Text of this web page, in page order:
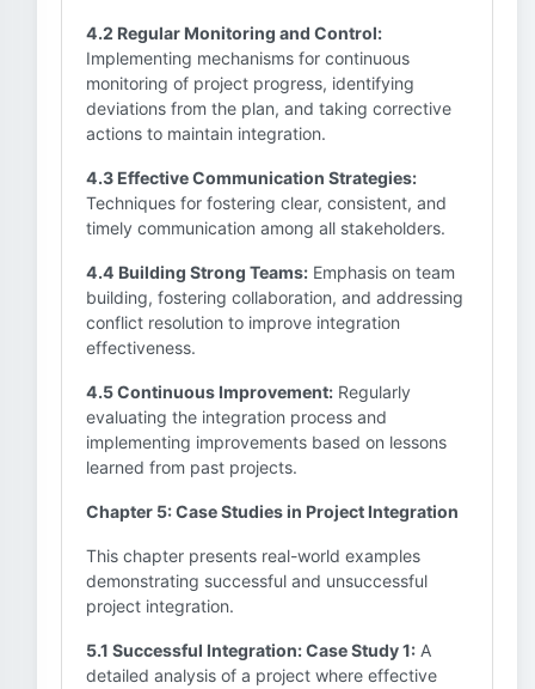
4.2 Regular Monitoring and Control:
Implementing mechanisms for continuous
monitoring of project progress, identifying
deviations from the plan, and taking corrective
actions to maintain integration.
4.3 Effective Communication Strategies:
Techniques for fostering clear, consistent, and
timely communication among all stakeholders.
4.4 Building Strong Teams: Emphasis on team
building, fostering collaboration, and addressing
conflict resolution to improve integration
effectiveness.
4.5 Continuous Improvement: Regularly
evaluating the integration process and
implementing improvements based on lessons
learned from past projects.
Chapter 5: Case Studies in Project Integration
This chapter presents real-world examples
demonstrating successful and unsuccessful
project integration.
5.1 Successful Integration: Case Study 1: A
detailed analysis of a project where effective